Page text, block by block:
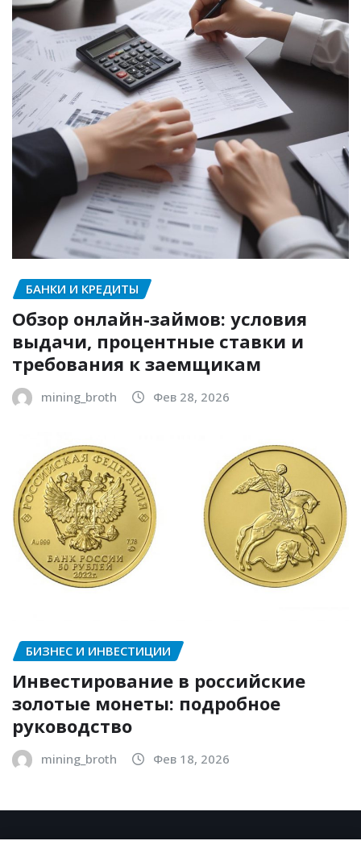
БАНКИ И КРЕДИТЫ
Обзор онлайн-займов: условия
выдачи, процентные ставки и
требования к заемщикам
mining_broth Фев 28, 2026
БИЗНЕС И ИНВЕСТИЦИИ
Инвестирование в российские
золотые монеты: подробное
руководство
mining_broth Фев 18, 2026